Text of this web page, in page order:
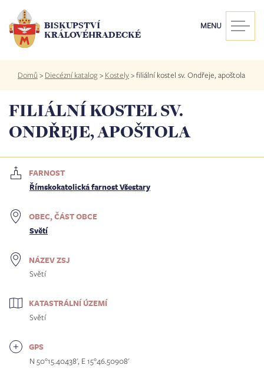
hlavnímu
obsahu
BISKUPSTVÍ
KRÁLOVÉHRADECKÉ
MENU
Drobečková
navigace
Domů > Diecézní katalog> Kostely>filiální kostel sv. Ondřeje, apoštola
FILIÁLNÍ KOSTEL SV.
ONDŘEJE, APOŠTOLA
FARNOST
Římskokatolická farnost Všestary
OBEC, ČÁST OBCE
Světí
NÁZEV ZSJ
Světí
KATASTRÁLNÍ ÚZEMÍ
Světí
GPS
N 50°15.40438', E 15°46.50908'